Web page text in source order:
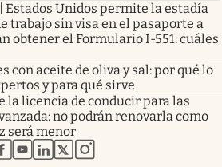
Estados Unidos permite la estadía
trabajo sin visa en el pasaporte a
obtener el Formulario I-551: cuáles
con aceite de oliva y sal: por qué lo
y para qué sirve
la licencia de conducir para las
no podrán renovarla como
será menor
abre en nueva pestaña
abre en nueva pestaña
abre en nueva pestaña
abre en nueva pestaña
abre en nueva pestaña